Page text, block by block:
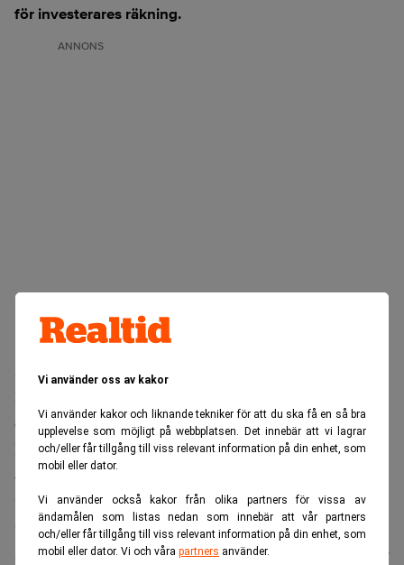
Vi använder oss av kakor
Vi använder kakor och liknande tekniker för att du ska få en så bra
upplevelse som möjligt på webbplatsen. Det innebär att vi lagrar
och/eller får tillgång till viss relevant information på din enhet, som
mobil eller dator.
Vi använder också kakor från olika partners för vissa av
ändamålen som listas nedan som innebär att vår partners
och/eller får tillgång till viss relevant information på din enhet, som
mobil eller dator. Vi och våra partners använder.
för investerares räkning.
ANNONS
Andreas Birgersson, Pangeas tidigare vd, blir bolagets vd.
Per Nisses, som närmast kommer från Arctic Capital, Head
of Investor Relations och Philip Söderqvistfrån Pareto blir
Head of Investments. Det rapporterar Fastighetsvärlden.
– Vi har under en längre tid tittat på att starta en sådan här
verksamhet för den svenska och finska marknaden och har
till slut hittat rätt team vi vill göra detta tillsammans med,
säger Jonas Ström, vd för ABG Sundal Collier och som blir